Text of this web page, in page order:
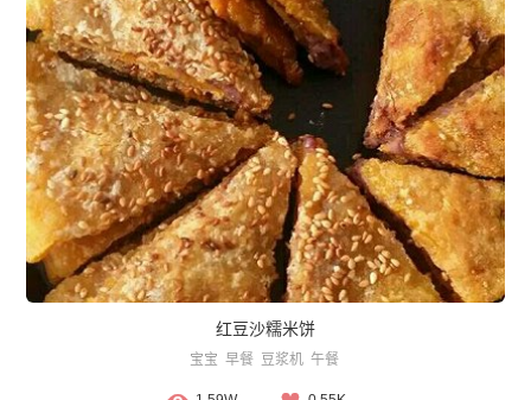
红豆沙糯米饼
宝宝 早餐 豆浆机 午餐